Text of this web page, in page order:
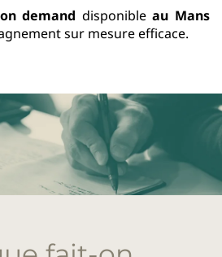
demand disponibleau Mans
sur mesure efficace.